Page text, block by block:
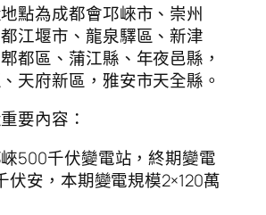
點為成都會邛崍市、崇州
江堰市、龍泉驛區、新津
都區、蒲江縣、年夜邑縣，
天府新區，雅安市天全縣。
要內容：
崍500千伏變電站，終期變電
伏安，本期變電規模2×120萬